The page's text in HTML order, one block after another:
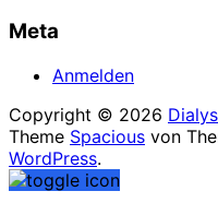
Meta
Anmelden
Copyright © 2026
Theme Spacious von
WordPress.